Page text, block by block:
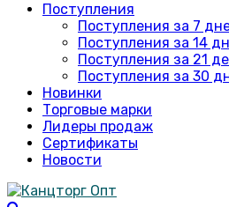
Поступления
Поступления за 7
Поступления за 14
Поступления за 21
Поступления за 30
Новинки
Торговые марки
Лидеры продаж
Сертификаты
Новости